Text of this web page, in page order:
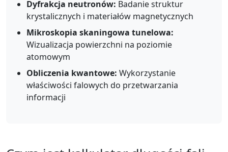
Dyfrakcja neutronów: Badanie struktur
krystalicznych i materiałów magnetycznych
Mikroskopia skaningowa tunelowa:
Wizualizacja powierzchni na poziomie
atomowym
Obliczenia kwantowe: Wykorzystanie
właściwości falowych do przetwarzania
informacji